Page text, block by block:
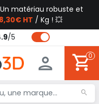
matériau robuste et
8,30€ HT / Kg ! 💥
/5
0